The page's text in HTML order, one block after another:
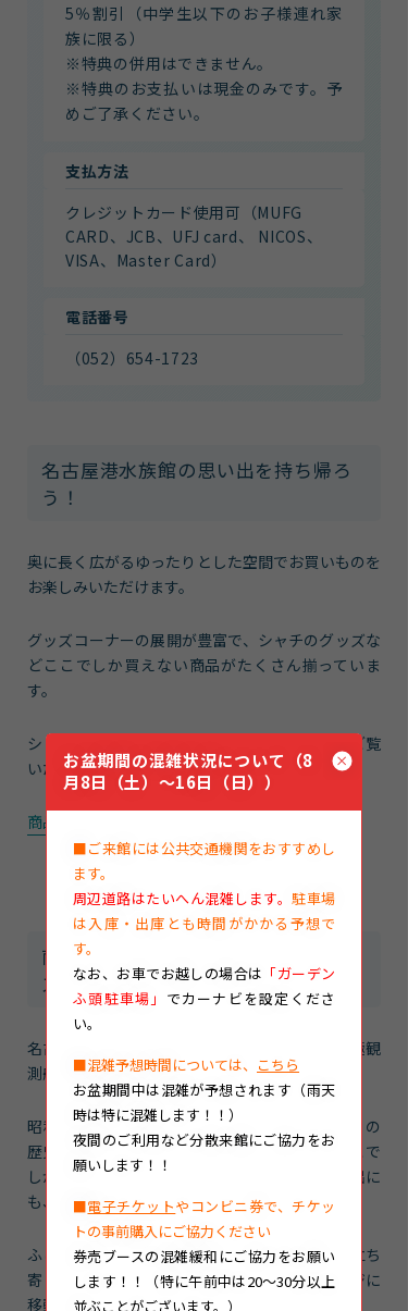
5％割引（中学生以下のお子様連れ家
族に限る）
※特典の併用はできません。
※特典のお支払いは現金のみです。予
めご了承ください。
支払方法
クレジットカード使用可（MUFG
CARD、JCB、UFJ card、 NICOS、
VISA、Master Card）
電話番号
（052）654-1723
名古屋港水族館の思い出を持ち帰ろ
う！
奥に長く広がるゆったりとした空間でお買いものを
お楽しみいただけます。
グッズコーナーの展開が豊富で、シャチのグッズな
どここでしか買えない商品がたくさん揃っていま
す。
ショップで取扱う商品一覧は、以下のPDFからご覧
いただけます。
商品一覧2025年6月
南極観測船ふじのオリジナルグッ
ズ 好評発売中🚢
名古屋港水族館ミュージアムショップでは、南極観
測船ふじのオリジナルグッズが好評発売中です。
昭和40年から18年間にわたり活躍した『ふじ』の
歴史を感じさせるレトロなデザインが魅力。ここで
しか手に入らない限定グッズは、ご来館の思い出に
も、お土産にもおすすめです。
ふじご来館の際には、ぜひ少し足をのばしてお立ち
寄りください。☟のバナーからグッズ紹介ページに
移動できます。
お盆期間の混雑状況について（8
月8日（土）～16日（日））
■ご来館には公共交通機関をおすすめし
ます。
周辺道路はたいへん混雑します。駐車場
は入庫・出庫とも時間がかかる予想で
す。
なお、 お車でお越しの場合は 「ガーデン
ふ頭駐車場」 でカーナビを設定くださ
い。
■混雑予想時間については、 こちら
お盆期間中は混雑が予想されます（雨天
時は特に混雑します！！）
夜間のご利用など分散来館にご協力をお
願いします！！
■電子チケットやコンビニ券で、チケッ
トの事前購入にご協力ください
券売ブースの混雑緩和にご協力をお願い
します！！（特に午前中は20～30分以上
並ぶことがございます。）